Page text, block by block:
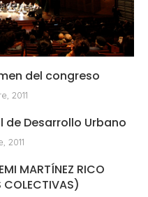
del congreso
2011
de Desarrollo Urbano
2011
MARTÍNEZ RICO
COLECTIVAS)